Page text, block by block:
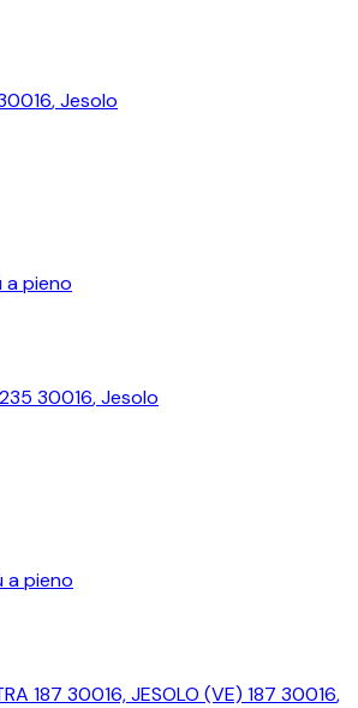
,Jesolo
a pieno
30016,Jesolo
a pieno
187 30016, JESOLO (VE) 187 30016,